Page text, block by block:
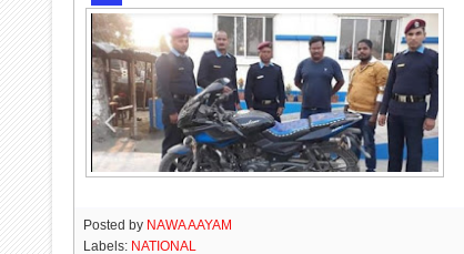
Posted by NAWA AAYAM
Labels: NATIONAL